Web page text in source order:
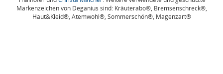
Markenzeichen von Deganius sind: Kräuterabo®, Bremsenschreck®,
Haut&Kleid®, Atemwohl®, Sommerschön®, Magenzart®